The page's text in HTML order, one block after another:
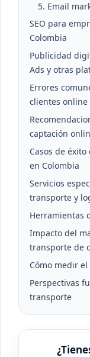
5. Email
SEO para
Colombia
Publicidad
Ads y otras
Errores
clientes online
captación
Casos de
en Colombia
Servicios
transporte y
Herramientas
Impacto del
transporte de
Cómo medir
Perspectivas
transporte